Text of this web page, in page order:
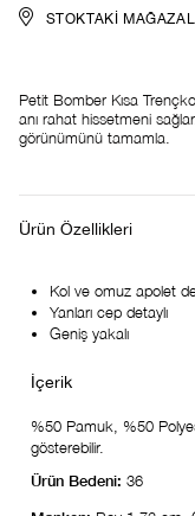
STOKTAKI
Petit Bomber Kısa
anı rahat hissetmeni sağlar.
görünümünü tamamla.
Ürün Özellikleri
Kol ve omuz apolet
Yanları cep detaylı
Geniş yakalı
%50 Pamuk, %50
gösterebilir.
Ürün Bedeni: 36